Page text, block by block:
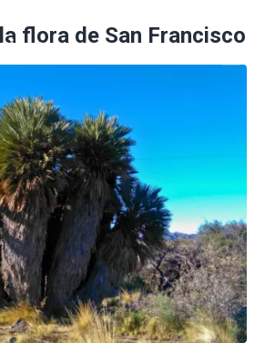
flora de San Francisco